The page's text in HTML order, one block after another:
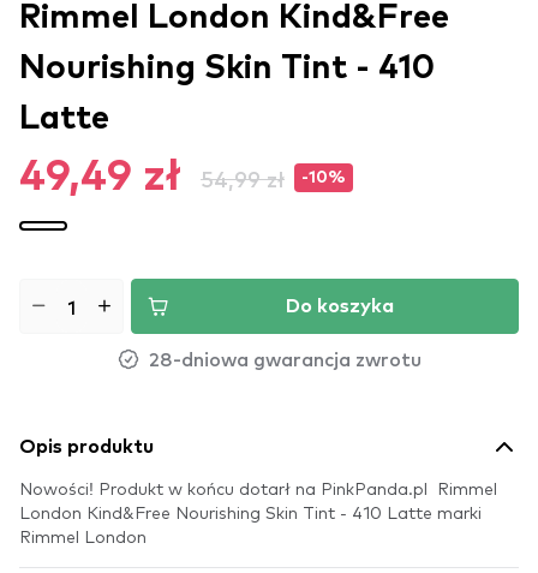
Rimmel London Kind&Free
Nourishing Skin Tint - 410
Latte
49,49 zł 54,99 zł -10%
Do koszyka
28-dniowa gwarancja zwrotu
Opis produktu
Nowości! Produkt w końcu dotarł na PinkPanda.pl Rimmel
London Kind&Free Nourishing Skin Tint - 410 Latte marki
Rimmel London